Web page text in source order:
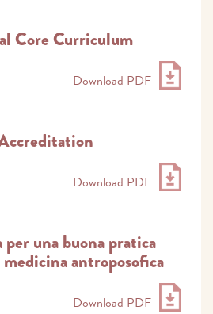
Core Curriculum
Download PDF
Download PDF
per una buona pratica
antroposofica
Download PDF